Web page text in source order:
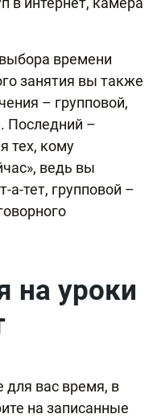
времени
занятия вы также
– групповой,
Последний –
тех, кому
ведь вы
а-тет, групповой –
на уроки
для вас время, в
на записанные